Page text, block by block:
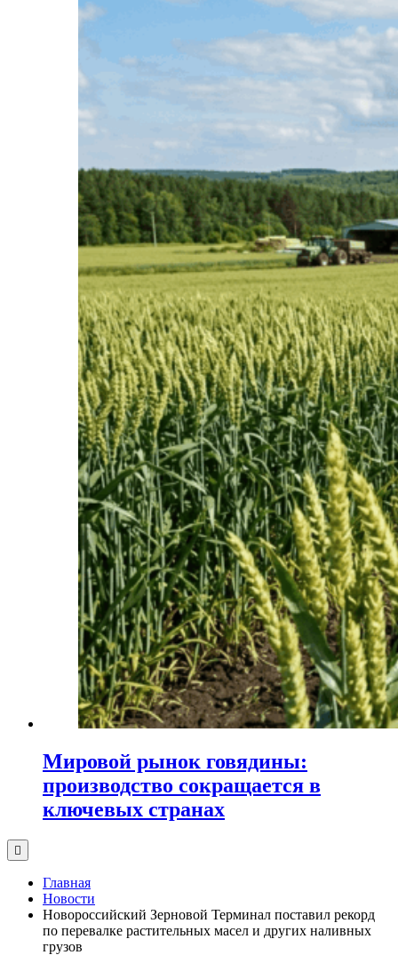
Мировой рынок говядины:
производство сокращается в
ключевых странах
Главная
Новости
Новороссийский Зерновой Терминал поставил рекорд
по перевалке растительных масел и других наливных
грузов